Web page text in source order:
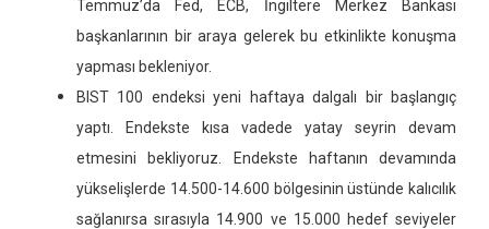
Temmuz’da Fed, ECB, İngiltere Merkez Bankası
başkanlarının bir araya gelerek bu etkinlikte konuşma
yapması bekleniyor.
BIST 100 endeksi yeni haftaya dalgalı bir başlangıç
yaptı. Endekste kısa vadede yatay seyrin devam
etmesini bekliyoruz. Endekste haftanın devamında
yükselişlerde 14.500-14.600 bölgesinin üstünde kalıcılık
sağlanırsa sırasıyla 14.900 ve 15.000 hedef seviyeler